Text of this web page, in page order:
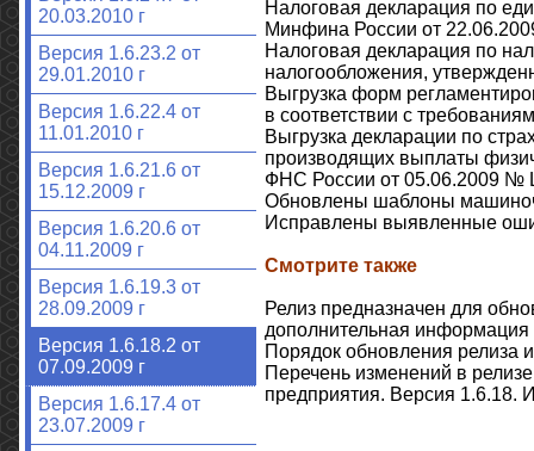
20.03.2010 г
Версия 1.6.23.2 от
29.01.2010 г
Версия 1.6.22.4 от
11.01.2010 г
Версия 1.6.21.6 от
15.12.2009 г
Версия 1.6.20.6 от
04.11.2009 г
Версия 1.6.19.3 от
28.09.2009 г
Версия 1.6.18.2 от
07.09.2009 г
Версия 1.6.17.4 от
23.07.2009 г
Налоговая декларация по
Минфина России от
Налоговая декларация по
налогообложения,
Выгрузка форм
в соответствии с
Выгрузка декларации по
производящих выплаты
ФНС России от 05.06.2009 №
Обновлены шаблоны
Исправлены выявленные
Смотрите также
Релиз предназначен для
дополнительная
Порядок обновления релиза
Перечень изменений в
предприятия. Версия 1.6.18.